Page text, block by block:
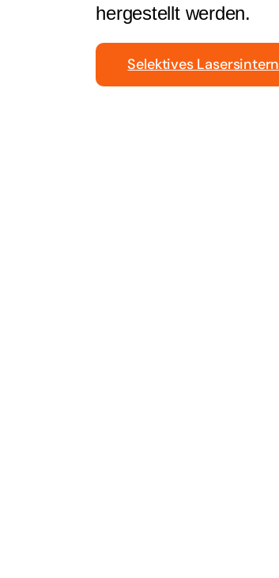
hergestellt werden.
Selektives Lasersintern